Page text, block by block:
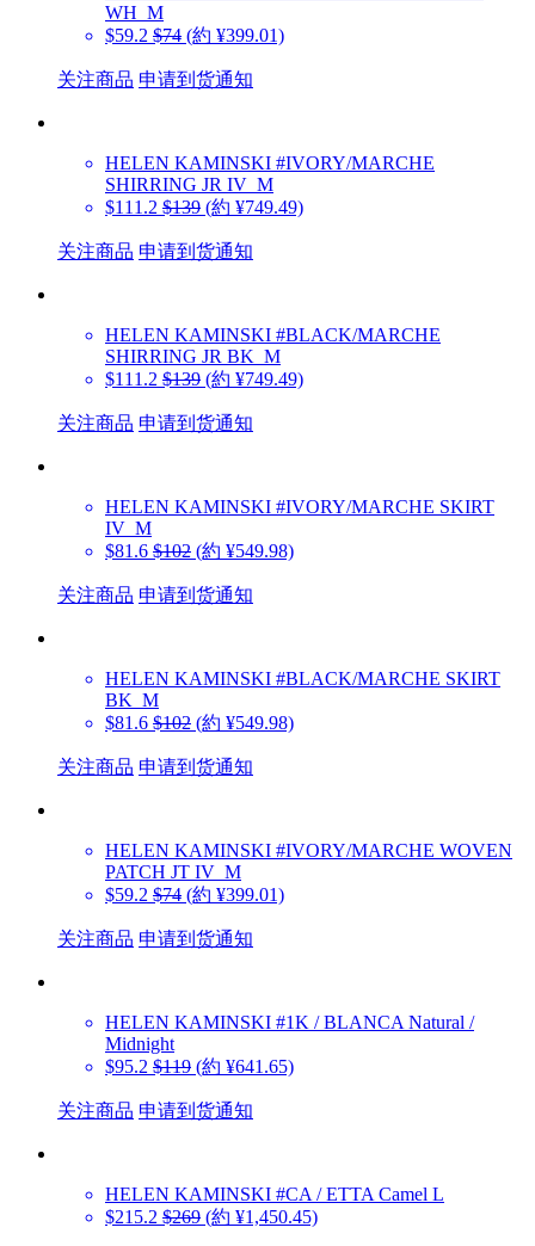
WH_M
$59.2 $74 (約 ¥399.01)
关注商品 申请到货通知
HELEN KAMINSKI #IVORY/MARCHE
SHIRRING JR IV_M
$111.2 $139 (約 ¥749.49)
关注商品 申请到货通知
HELEN KAMINSKI #BLACK/MARCHE
SHIRRING JR BK_M
$111.2 $139 (約 ¥749.49)
关注商品 申请到货通知
HELEN KAMINSKI #IVORY/MARCHE SKIRT
IV_M
$81.6 $102 (約 ¥549.98)
关注商品 申请到货通知
HELEN KAMINSKI #BLACK/MARCHE SKIRT
BK_M
$81.6 $102 (約 ¥549.98)
关注商品 申请到货通知
HELEN KAMINSKI #IVORY/MARCHE WOVEN
PATCH JT IV_M
$59.2 $74 (約 ¥399.01)
关注商品 申请到货通知
HELEN KAMINSKI #1K / BLANCA Natural /
Midnight
$95.2 $119 (約 ¥641.65)
关注商品 申请到货通知
HELEN KAMINSKI #CA / ETTA Camel L
$215.2 $269 (約 ¥1,450.45)